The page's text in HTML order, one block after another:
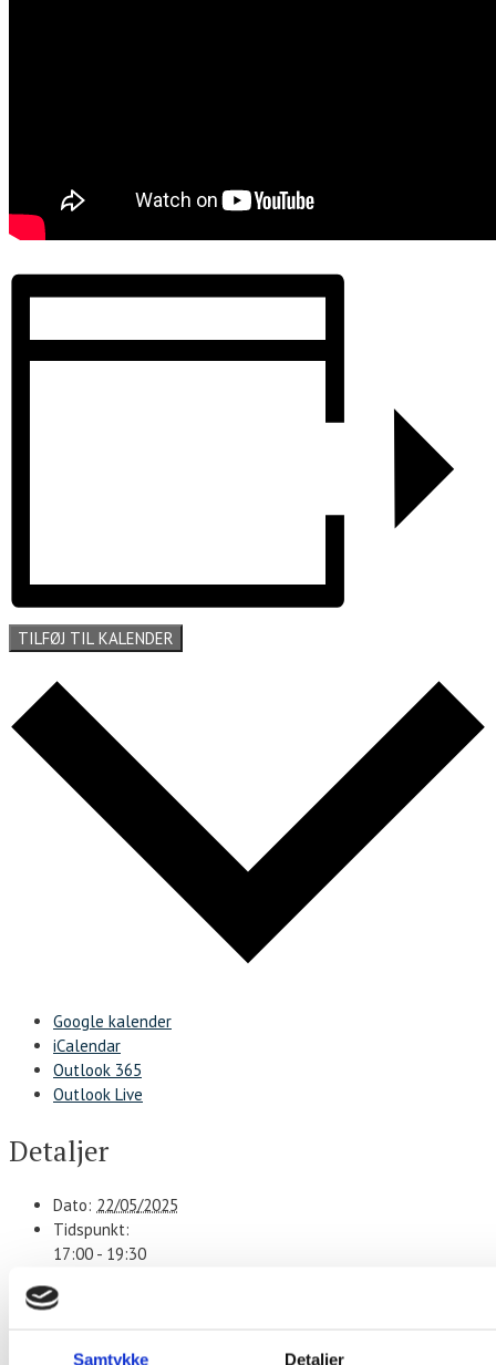
Samtykke Detaljer
TILFØJ TIL KALENDER
Google kalender
iCalendar
Outlook 365
Outlook Live
Detaljer
Dato: 22/05/2025
Tidspunkt:
17:00 - 19:30